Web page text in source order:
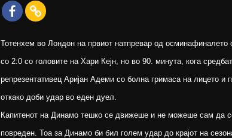
Тотенхем во Лондон на првиот натпревар од
со 2:0 со головите на Хари Кејн, но во 90. минута, кога
репрезентативец Аријан Адеми со болна гримаса на лицето и
откако доби удар во еден дуел.
Капитенот на Динамо тешко се движеше и не можеше сам да
повреден. Тоа за Динамо би бил голем удар до крајот на